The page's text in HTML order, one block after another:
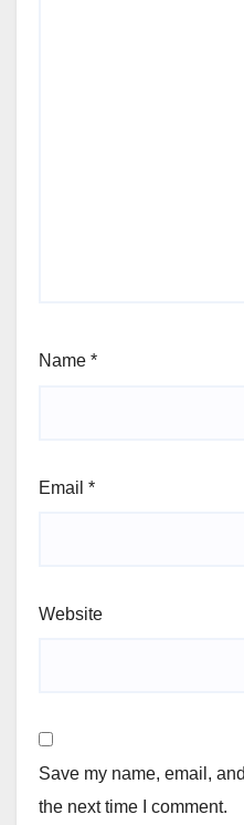
Name *
Email *
Website
Save my name, email,
the next time I comment.